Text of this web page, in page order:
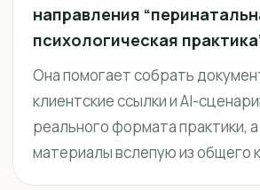
направления
психологическая
Она помогает собрать
клиентские ссылки и AI-
реального формата практики,
материалы вслепую из общего